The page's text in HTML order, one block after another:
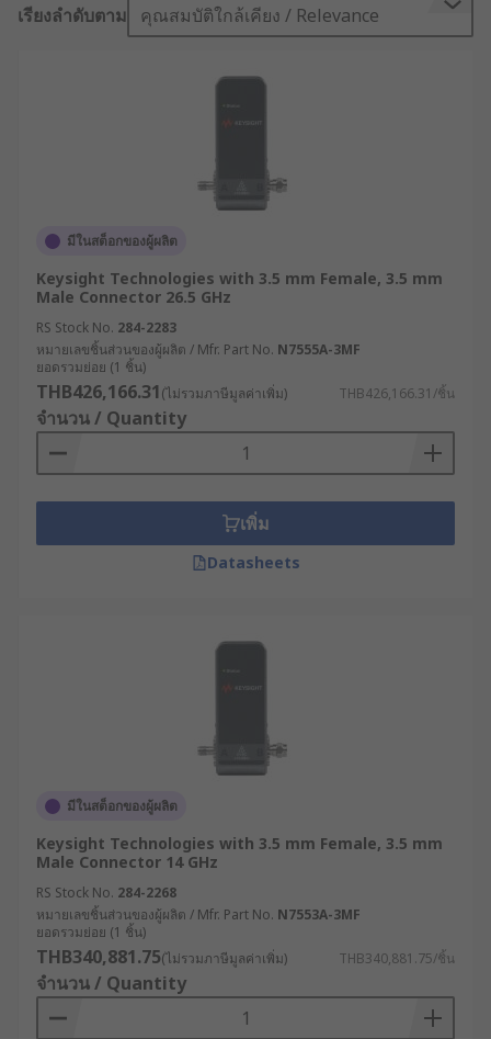
เรียงลำดับตาม คุณสมบัติใกล้เคียง / Relevance
มีในสต็อกของผู้ผลิต
Keysight Technologies with 3.5 mm Female, 3.5 mm
Male Connector 26.5 GHz
RS Stock No. 284-2283
หมายเลขชิ้นส่วนของผู้ผลิต / Mfr. Part No. N7555A-3MF
ยอดรวมย่อย (1 ชิ้น)
THB426,166.31(ไม่รวมภาษีมูลค่าเพิ่ม) THB426,166.31/ชิ้น
จำนวน / Quantity
เพิ่ม
Datasheets
มีในสต็อกของผู้ผลิต
Keysight Technologies with 3.5 mm Female, 3.5 mm
Male Connector 14 GHz
RS Stock No. 284-2268
หมายเลขชิ้นส่วนของผู้ผลิต / Mfr. Part No. N7553A-3MF
ยอดรวมย่อย (1 ชิ้น)
THB340,881.75(ไม่รวมภาษีมูลค่าเพิ่ม) THB340,881.75/ชิ้น
จำนวน / Quantity